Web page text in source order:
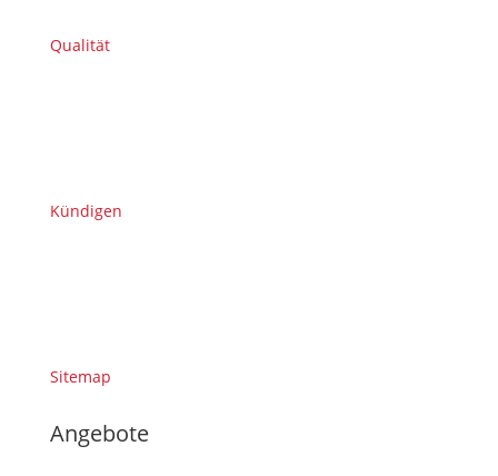
Qualität
Kündigen
Sitemap
Angebote